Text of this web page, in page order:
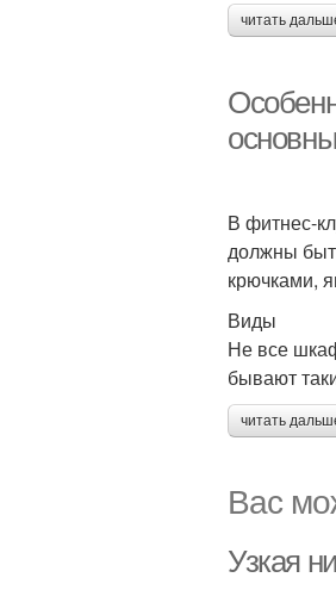
читать
В фитнес-
должны
крючками,
Виды
Не все
бывают
читать
Вас
Узкая